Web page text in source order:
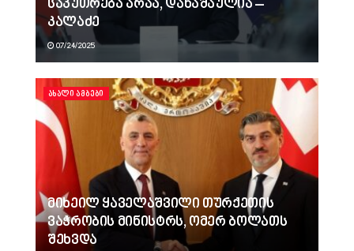
საკუთრება არაა, დანაშაულია –
კალაძე
07/24/2025
ᲐᲮᲐᲚᲘ ᲐᲛᲑᲔᲑᲘ
მიხეილ ყაველაშვილი თურქეთის
ვაჭრობის მინისტრს, ომერ ბოლათს
შეხვდა